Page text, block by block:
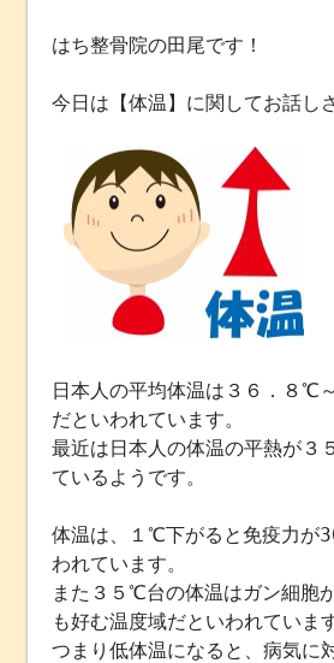
はち整骨院の田尾です！
今日は【体温】に関してお話し
日本人の平均体温は３６．８℃
だといわれています。
最近は日本人の体温の平熱が３
ているようです。
体温は、１℃下がると免疫力が
われています。
また３５℃台の体温はガン細胞
も好む温度域だといわれています
つまり低体温になると、病気に